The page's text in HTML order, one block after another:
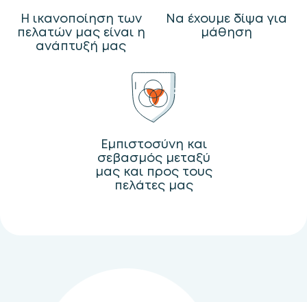
Η ικανοποίηση των
πελατών μας είναι η
ανάπτυξή μας
Να έχουμε δίψα για
μάθηση
Εμπιστοσύνη και
σεβασμός μεταξύ
μας και προς τους
πελάτες μας